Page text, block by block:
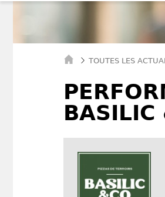
TOUTES LES
BASILIC